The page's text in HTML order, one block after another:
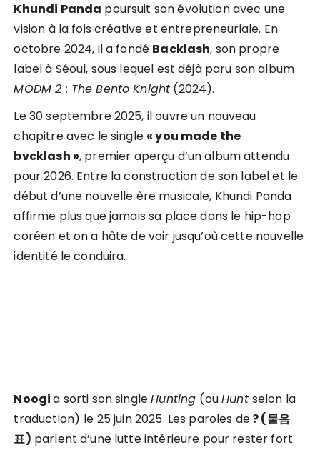
Khundi Panda poursuit son évolution avec une
vision à la fois créative et entrepreneuriale. En
octobre 2024, il a fondé Backlash, son propre
label à Séoul, sous lequel est déjà paru son album
MODM 2 : The Bento Knight (2024).
Le 30 septembre 2025, il ouvre un nouveau
chapitre avec le single « you made the
bvcklash », premier aperçu d’un album attendu
pour 2026. Entre la construction de son label et le
début d’une nouvelle ère musicale, Khundi Panda
affirme plus que jamais sa place dans le hip-hop
coréen et on a hâte de voir jusqu’où cette nouvelle
identité le conduira.
Noogia sorti son singleHunting (ouHunt selon la
traduction) le 25 juin 2025. Les paroles de? (물음
표) parlent d’une lutte intérieure pour rester fort